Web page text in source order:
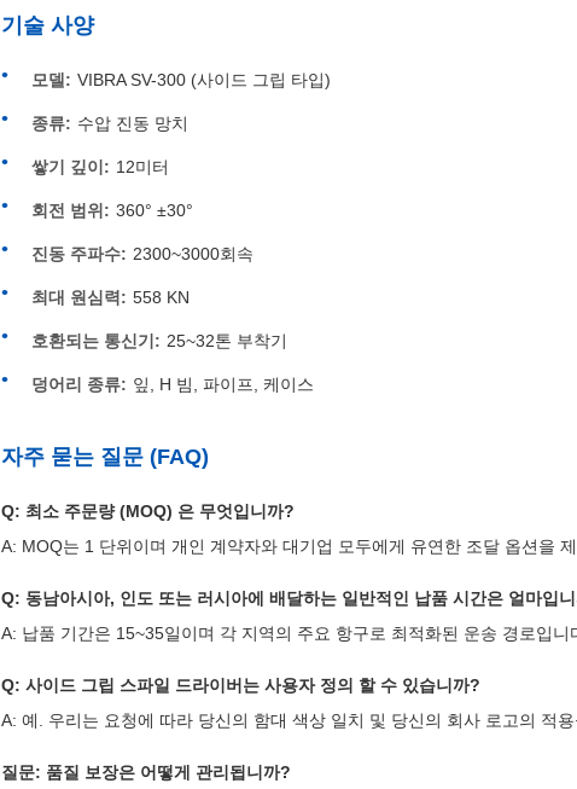
기술 사양
모델: VIBRA SV-300 (사이드 그립 타입)
종류: 수압 진동 망치
쌓기 깊이: 12미터
회전 범위: 360° ±30°
진동 주파수: 2300~3000회속
최대 원심력: 558 KN
호환되는 통신기: 25~32톤 부착기
덩어리 종류: 잎, H 빔, 파이프, 케이스
자주 묻는 질문 (FAQ)
Q: 최소 주문량 (MOQ) 은 무엇입니까?
A: MOQ는 1 단위이며 개인 계약자와 대기업 모두에게 유연한 조달 옵션을
Q: 동남아시아, 인도 또는 러시아에 배달하는 일반적인 납품 시간은 얼마입
A: 납품 기간은 15~35일이며 각 지역의 주요 항구로 최적화된 운송 경로입니
Q: 사이드 그립 스파일 드라이버는 사용자 정의 할 수 있습니까?
A: 예. 우리는 요청에 따라 당신의 함대 색상 일치 및 당신의 회사 로고의 적용
질문: 품질 보장은 어떻게 관리됩니까?